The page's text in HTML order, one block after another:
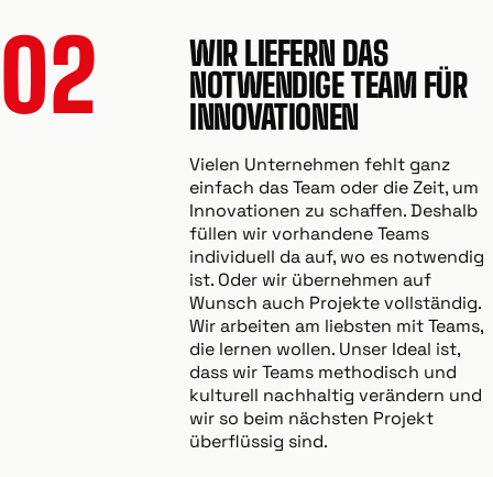
02
WIR LIEFERN DAS
NOTWENDIGE TEAM FÜR
INNOVATIONEN
Vielen Unternehmen fehlt ganz
einfach das Team oder die Zeit, um
Innovationen zu schaffen. Deshalb
füllen wir vorhandene Teams
individuell da auf, wo es notwendig
ist. Oder wir übernehmen auf
Wunsch auch Projekte vollständig.
Wir arbeiten am liebsten mit Teams,
die lernen wollen. Unser Ideal ist,
dass wir Teams methodisch und
kulturell nachhaltig verändern und
wir so beim nächsten Projekt
überflüssig sind.